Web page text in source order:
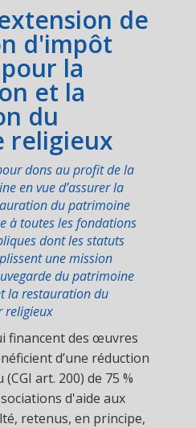
de
d'impôt
la
et la
du
religieux
dons au profit de la
en vue d’assurer la
du patrimoine
à toutes les fondations
dont les statuts
une mission
du patrimoine
la restauration du
religieux
financent des œuvres
d’une réduction
art. 200) de 75 %
d'aide aux
retenus, en principe,